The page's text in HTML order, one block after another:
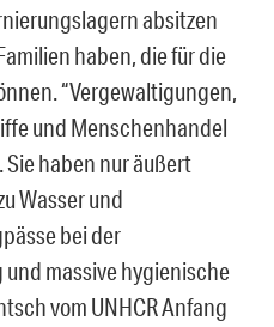
absitzen
haben, die für die
“Vergewaltigungen,
und Menschenhandel
haben nur äußert
Wasser und
bei der
massive hygienische
vom UNHCR Anfang